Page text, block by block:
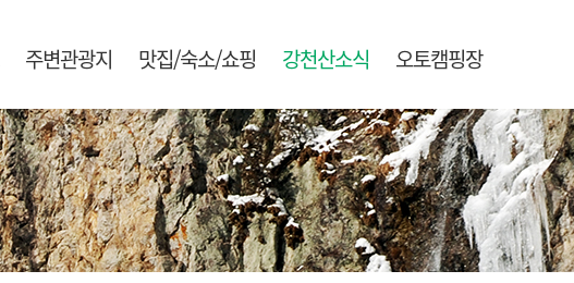
주변관광지 맛집/숙소/쇼핑 강천산소식 오토캠핑장